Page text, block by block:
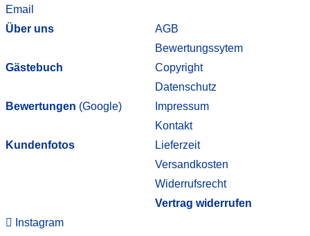
Email
Über uns
Gästebuch
Bewertungen (Google)
Kundenfotos
AGB
Bewertungssytem
Copyright
Datenschutz
Impressum
Kontakt
Lieferzeit
Versandkosten
Widerrufsrecht
Vertrag widerrufen
Instagram